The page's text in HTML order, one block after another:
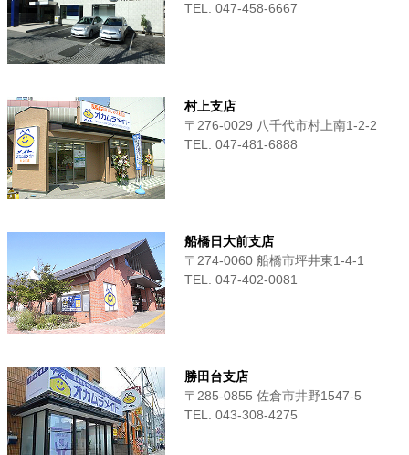
TEL. 047-458-6667
村上支店
〒276-0029 八千代市村上南1-2-2
TEL. 047-481-6888
船橋日大前支店
〒274-0060 船橋市坪井東1-4-1
TEL. 047-402-0081
勝田台支店
〒285-0855 佐倉市井野1547-5
TEL. 043-308-4275